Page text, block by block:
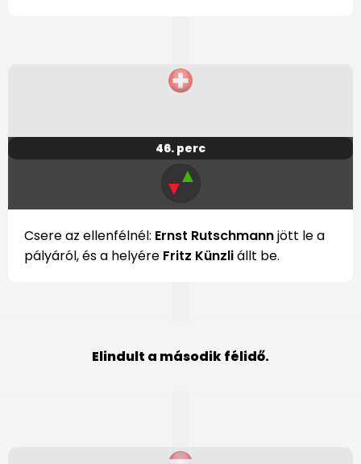
46. perc
▼▲
Csere az ellenfélnél: Ernst Rutschmannjött le a
pályáról, és a helyére Fritz Künzliállt be.
Elindult a második félidő.